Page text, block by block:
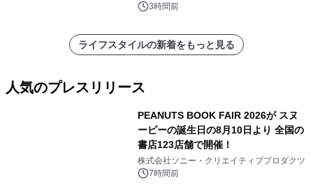
3時間前
ライフスタイルの新着をもっと見る
人気のプレスリリース
PEANUTS BOOK FAIR 2026が スヌ
ーピーの誕生日の8月10日より 全国の
書店123店舗で開催！
株式会社ソニー・クリエイティブプロダクツ
7時間前